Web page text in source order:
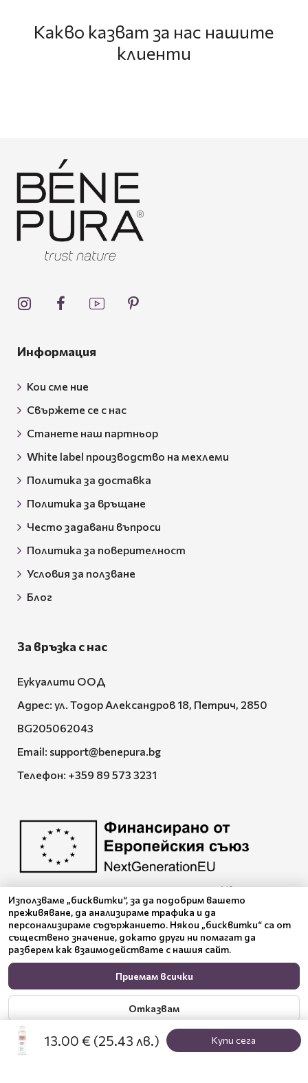
Какво казват за нас нашите
клиенти
13.00 € (25.43 лв.) Купи сега
Кои сме ние
Еукуалити ООД
ЕУКУАЛИТИ ООД изпълнява договор № BG-RRP-
3.005-2120-C01
Pazaruvaj - Надежден
помощник за покупки
Използваме „бисквитки“, за да подобрим вашето
преживяване, да анализираме трафика и да
персонализираме съдържанието. Някои „бисквитки“ са от
съществено значение, докато други ни помагат да
разберем как взаимодействате с нашия сайт.
Приемам всички
Отказвам
Настройки Политика за поверителност